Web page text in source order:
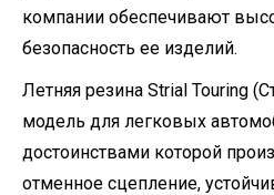
компании обеспечивают
безопасность ее изделий.
Летняя резина Strial Touring
модель для легковых
достоинствами которой
отменное сцепление,